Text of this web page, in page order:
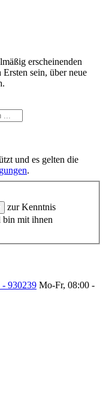
erscheinenden
sein, über neue
und es gelten die
.
zur Kenntnis
bin mit ihnen
- 930239 Mo-Fr, 08:00 -